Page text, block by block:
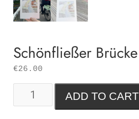
Schönfließer Brücke
€26.00
Schönfließer
Brücke
ADD TO CART